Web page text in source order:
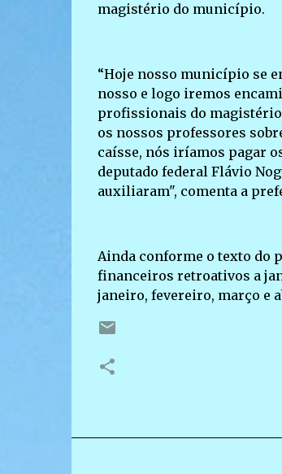
magistério do município.
“Hoje nosso município se
nosso e logo iremos
profissionais do
os nossos professores
caísse, nós iríamos pagar
deputado federal Flávio
auxiliaram", comenta a
Ainda conforme o texto do
financeiros retroativos a
janeiro, fevereiro, março e